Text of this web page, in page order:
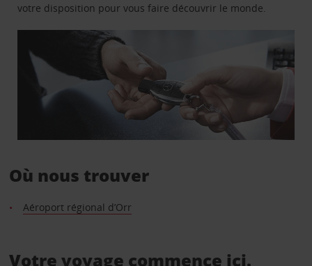
votre disposition pour vous faire découvrir le monde.
Où nous trouver
Aéroport régional d’Orr
Votre voyage commence ici.